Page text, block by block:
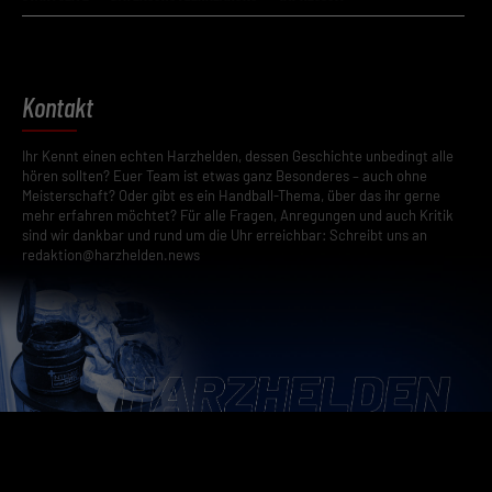
Kontakt
Ihr Kennt einen echten Harzhelden, dessen Geschichte unbedingt alle
hören sollten? Euer Team ist etwas ganz Besonderes – auch ohne
Meisterschaft? Oder gibt es ein Handball-Thema, über das ihr gerne
mehr erfahren möchtet? Für alle Fragen, Anregungen und auch Kritik
sind wir dankbar und rund um die Uhr erreichbar: Schreibt uns an
redaktion@harzhelden.news
einwandfreie Funktion der Website erforderlich.